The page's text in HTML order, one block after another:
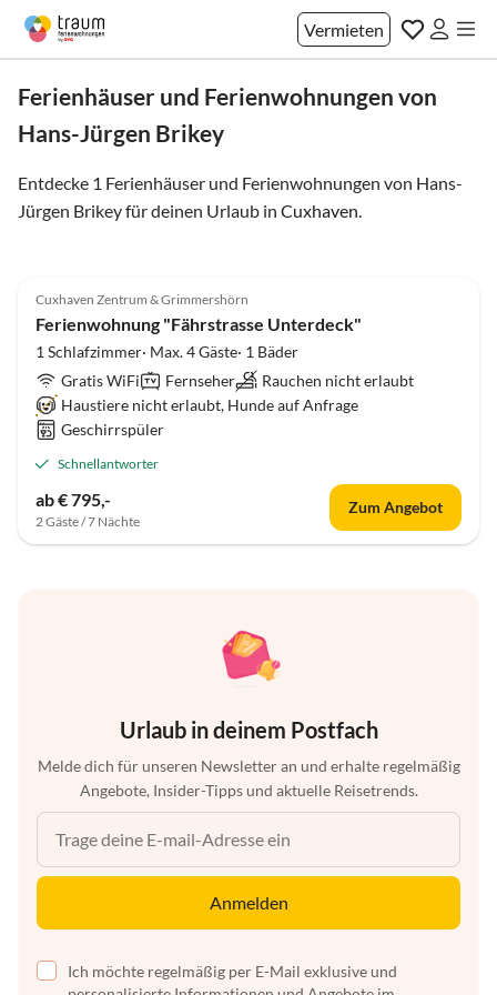
Vermieten
Ferienhäuser und Ferienwohnungen von
Hans-Jürgen Brikey
Entdecke 1 Ferienhäuser und Ferienwohnungen von Hans-
Jürgen Brikey für deinen Urlaub in Cuxhaven.
Cuxhaven Zentrum & Grimmershörn
Ferienwohnung "Fährstrasse Unterdeck"
1 Schlafzimmer· Max. 4 Gäste· 1 Bäder
Gratis WiFi
Fernseher
Rauchen nicht erlaubt
Haustiere nicht erlaubt, Hunde auf Anfrage
Geschirrspüler
Schnellantworter
ab € 795,-
2 Gäste / 7 Nächte
Zum Angebot
Urlaub in deinem Postfach
Melde dich für unseren Newsletter an und erhalte regelmäßig
Angebote, Insider-Tipps und aktuelle Reisetrends.
Anmelden
Ich möchte regelmäßig per E-Mail exklusive und